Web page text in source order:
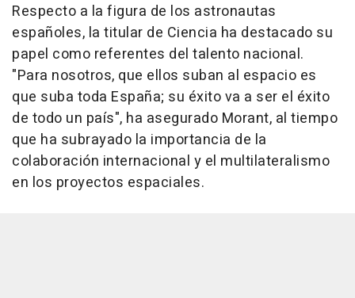
Respecto a la figura de los astronautas
españoles, la titular de Ciencia ha destacado su
papel como referentes del talento nacional.
"Para nosotros, que ellos suban al espacio es
que suba toda España; su éxito va a ser el éxito
de todo un país", ha asegurado Morant, al tiempo
que ha subrayado la importancia de la
colaboración internacional y el multilateralismo
en los proyectos espaciales.